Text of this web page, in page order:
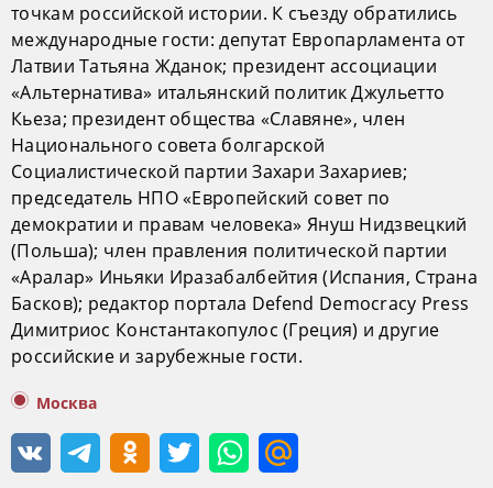
точкам российской истории. К съезду обратились
международные гости: депутат Европарламента от
Латвии Татьяна Жданок; президент ассоциации
«Альтернатива» итальянский политик Джульетто
Кьеза; президент общества «Славяне», член
Национального совета болгарской
Социалистической партии Захари Захариев;
председатель НПО «Европейский совет по
демократии и правам человека» Януш Нидзвецкий
(Польша); член правления политической партии
«Аралар» Иньяки Иразабалбейтия (Испания, Страна
Басков); редактор портала Defend Democracy Press
Димитриос Константакопулос (Греция) и другие
российские и зарубежные гости.
Москва